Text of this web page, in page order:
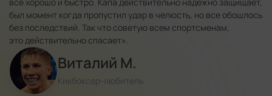
был момент когда пропустил удар в челюсть, но все обошлось
без последствий. Так что советую всем спортсменам,
это действительно спасает».
Виталий М.
Кикбоксер-любитель